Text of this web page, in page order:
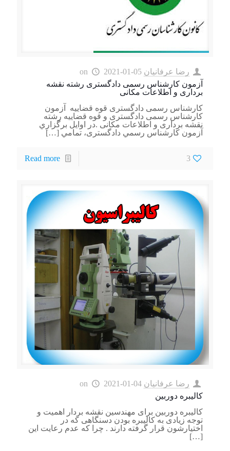
رضا عرفانیان on
2021-01-05
آزمون کارشناس رسمی دادگستری رشته نقشه
برداری و اطلاعات مکانی
کارشناس رسمی دادگستری قوه قضاییه آزمون
کارشناس رسمی دادگستری و قوه قضاییه رشته
نقشه برداری و اطلاعات مکانی .در اوايل برگزاري
آزمون کارشناس رسمي دادگستری، تمامي […]
3
Read more
رضا عرفانیان on
2021-01-04
كاليبره دوربين
كاليبره دوربين برای مهندسين نقشه بردار اهميت و
توجه زيادی به كاليبره بودن دسنگاهی كه در
اختيارشون قرار گرفته دارند . چرا که عدم رعایت این
[…]